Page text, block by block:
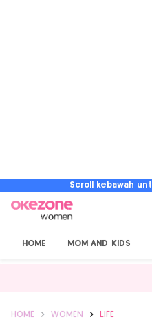
Scroll kebawah
HOME MOM AND KIDS
HOME WOMEN LIFE